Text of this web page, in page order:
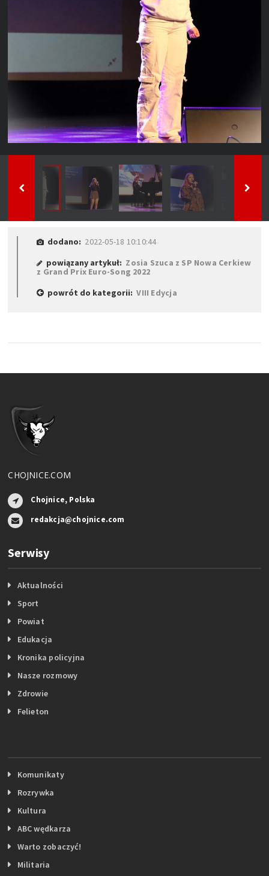
dodano: 2022-05-18 10:10:44
powiązany artykuł: Zosia Szuca z SP Nowa Cerkiew
z Grand Prix Euro-Song 2022
powrót do kategorii:VIII Edycja
CHOJNICE.COM
Chojnice, Polska
redakcja@chojnice.com
Serwisy
Aktualności
Sport
Powiat
Edukacja
Kronika policyjna
Nasze rozmowy
Zdrowie
Felieton
Komunikaty
Rozrywka
Kultura
ABC wędkarza
Warto zobaczyć!
Militaria